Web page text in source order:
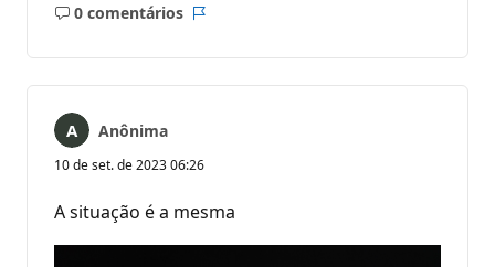
0 comentários
Sem
Anônima
10 de set. de 2023 06:26
A situação é a mesma